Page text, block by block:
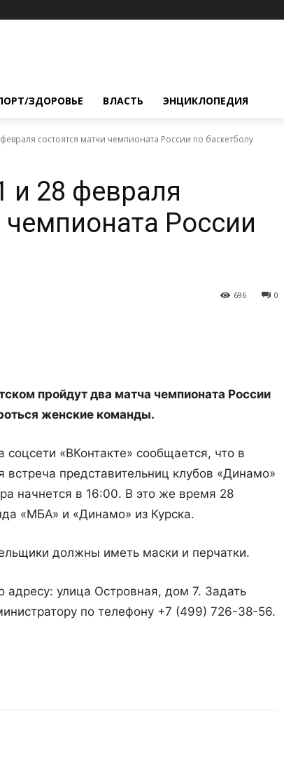
ЗДОРОВЬЕ ВЛАСТЬ ЭНЦИКЛОПЕДИЯ
состоятся матчи чемпионата России по баскетболу
и 28 февраля
чемпионата России
0
696
пройдут два матча чемпионата России
женские команды.
соцсети «ВКонтакте» сообщается, что в
встреча представительниц клубов «Динамо»
начнется в 16:00. В это же время 28
«МБА» и «Динамо» из Курска.
должны иметь маски и перчатки.
адресу: улица Островная, дом 7. Задать
по телефону +7 (499) 726-38-56.